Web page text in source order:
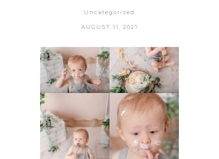
Uncategorized
AUGUST 11, 2021